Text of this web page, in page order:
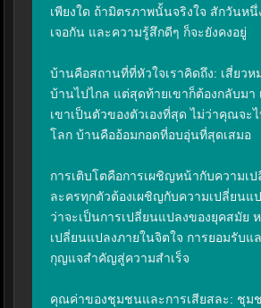
เพียงใด ถ้ามิตรภาพนั้นจริงใจ สักวันหนึ่
เจอกัน และความรู้สึกดีๆ ก็จะยังคงอยู่
บ้านคือสถานที่ที่หัวใจเราคิดถึง: เสี่ยว
บ้านไปไกล แต่สุดท้ายเขาก็ต้องกลับมา
เขาเป็นตัวของตัวเองที่สุด ไม่ว่าคุณจะ
โลก บ้านคืออ้อมกอดที่อบอุ่นที่สุดเสมอ
การเติบโตคือการเผชิญหน้ากับความเป
ละครทุกตัวต้องเผชิญกับความเปลี่ยนแ
ว่าจะเป็นการเปลี่ยนแปลงของยุคสมัย
เปลี่ยนแปลงภายในจิตใจ การยอมรับแ
กุญแจสำคัญสู่ความสำเร็จ
คุณค่าของชุมชนและการเสียสละ: ชุม